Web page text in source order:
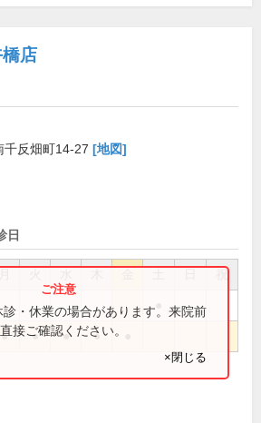
店
千反畑町14-27 [地図]
日
祝
● ● ● ●
・休業の場合があります。来院前
接ご確認ください。
×閉じる